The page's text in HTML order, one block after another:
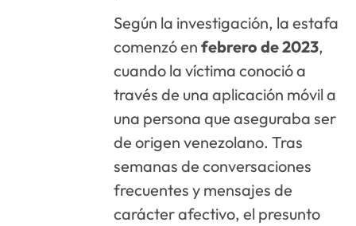
Según la investigación, la estafa
comenzó enfebrero de 2023,
cuando la víctima conoció a
través de una aplicación móvil a
una persona que aseguraba ser
de origen venezolano. Tras
semanas de conversaciones
frecuentes y mensajes de
carácter afectivo, el presunto